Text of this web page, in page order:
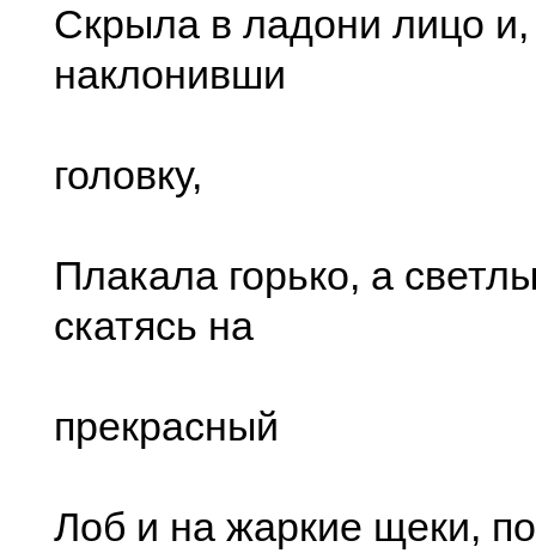
Скрыла в ладони лицо
наклонивши
головку,
Плакала горько, а
скатясь на
прекрасный
Лоб и на жаркие щеки,